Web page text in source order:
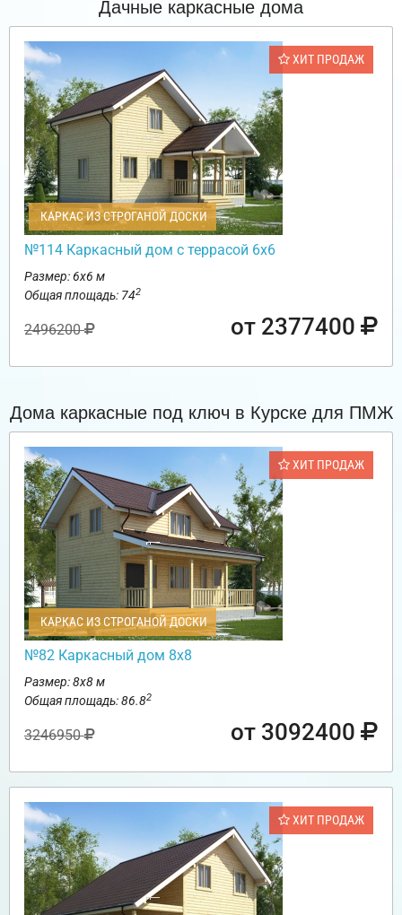
Дачные каркасные дома
ХИТ ПРОДАЖ
КАРКАС ИЗ СТРОГАНОЙ ДОСКИ
№114 Каркасный дом с террасой 6х6
Размер: 6х6 м
Общая площадь: 742
2496200 от 2377400
Дома каркасные под ключ в Курске для ПМЖ
ХИТ ПРОДАЖ
КАРКАС ИЗ СТРОГАНОЙ ДОСКИ
№82 Каркасный дом 8х8
Размер: 8х8 м
Общая площадь: 86.82
3246950 от 3092400
ХИТ ПРОДАЖ